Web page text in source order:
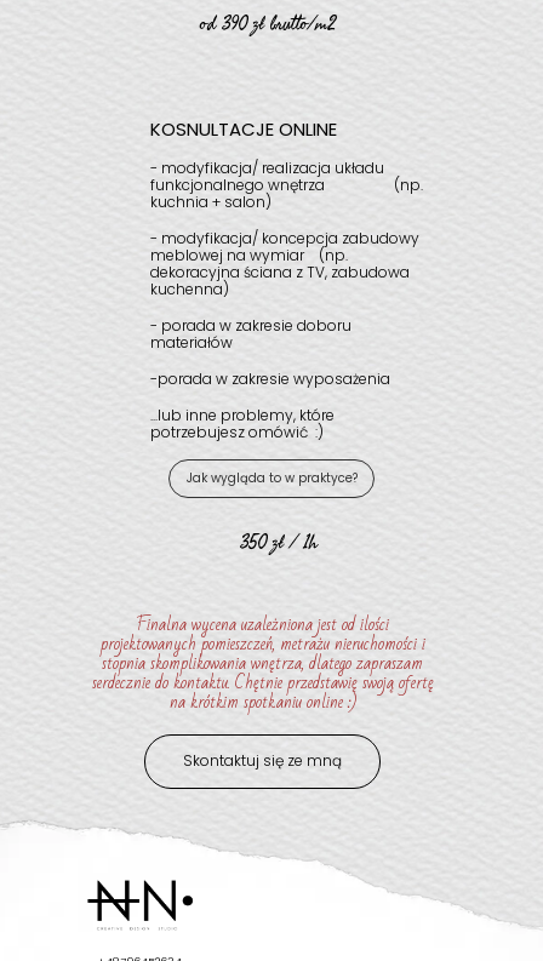
Finalna wycena uzależniona jest od ilości
projektowanych pomieszczeń, metrażu nieruchomości i
stopnia skomplikowania wnętrza, dlatego zapraszam
serdecznie do kontaktu. Chętnie przedstawię swoją ofertę
na krótkim spotkaniu online :)
Jak wygląda to w praktyce?
Skontaktuj się ze mną
KOSNULTACJE ONLINE
- modyfikacja/ realizacja układu
funkcjonalnego wnętrza (np.
kuchnia + salon)
- modyfikacja/ koncepcja zabudowy
meblowej na wymiar(np.
dekoracyjna ściana z TV, zabudowa
kuchenna)
- porada w zakresie doboru
materiałów
-porada w zakresie wyposażenia
...lub inne problemy, które
potrzebujesz omówić :)
350 zł / 1h
od 390 zł brutto/m2